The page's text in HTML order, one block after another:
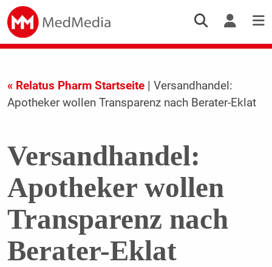
« Relatus Pharm Startseite| Versandhandel:
Apotheker wollen Transparenz nach Berater-Eklat
Versandhandel:
Apotheker wollen
Transparenz nach
Berater-Eklat